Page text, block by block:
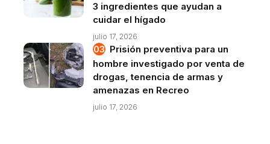
3 ingredientes que ayudan a
cuidar el hígado
julio 17, 2026
Prisión preventiva para un
hombre investigado por venta de
drogas, tenencia de armas y
amenazas en Recreo
julio 17, 2026